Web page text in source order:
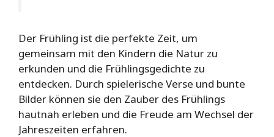
Der Frühling ist die perfekte Zeit, um
gemeinsam mit den Kindern die Natur zu
erkunden und die Frühlingsgedichte zu
entdecken. Durch spielerische Verse und bunte
Bilder können sie den Zauber des Frühlings
hautnah erleben und die Freude am Wechsel der
Jahreszeiten erfahren.